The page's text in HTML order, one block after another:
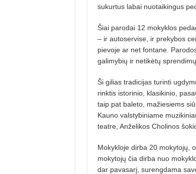
sukurtus labai nuotaikingus
Šiai parodai 12 mokyklos
– ir autoservise, ir prekybos
pievoje ar net fontane.
galimybių ir netikėtų
Ši gilias tradicijas turinti
rinktis istorinio, klasikinio,
taip pat baleto, mažiesiems
Kauno valstybiniame
teatre, Anželikos Cholinos
Mokykloje dirba 20 mokytojų,
mokytojų čia dirba nuo
dar pavasarį, surengdama